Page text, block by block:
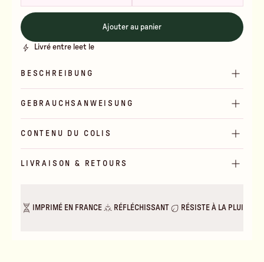
Ajouter au panier
Livré entre leet le
BESCHREIBUNG
GEBRAUCHSANWEISUNG
CONTENU DU COLIS
LIVRAISON & RETOURS
IMPRIMÉ EN FRANCE RÉFLÉCHISSANT RÉSISTE À LA PLUIE &